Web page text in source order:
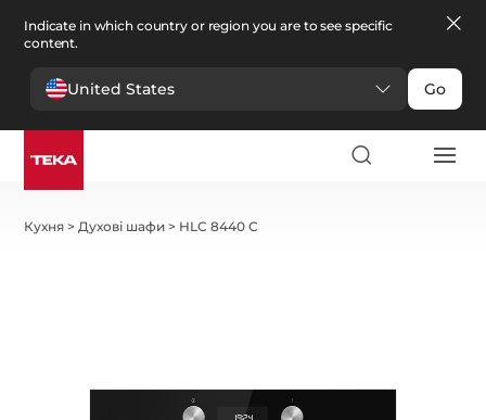
Indicate in which country or region you are to see specific
content.
United States Go
Кухня >Духові шафи > HLC 8440 C